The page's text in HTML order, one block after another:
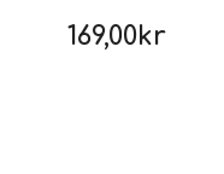
169,00kr